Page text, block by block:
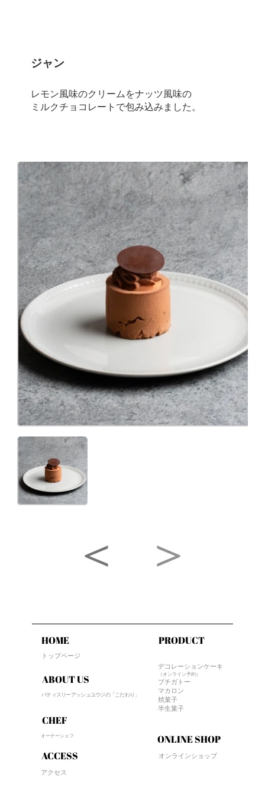
ジャン
レモン風味のクリームをナッツ風味の
ミルクチョコレートで包み込みました。
＜ ＞
ONLINE SHOP
ACCESS
ABOUT US
PRODUCT
CHEF
HOME
デコレーションケーキ
（オンライン予約）
プチガトー
マカロン
焼菓子
半生菓子
オンラインショップ
トップページ
パティスリーアッシュユウジの「こだわり」
オーナーシェフ
アクセス